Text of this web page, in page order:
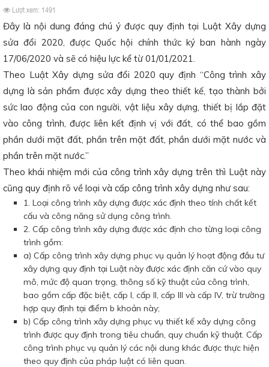
Lượt xem: 1491
Đây là nội dung đáng chú ý được quy định tại Luật Xây dựng
sửa đổi 2020, được Quốc hội chính thức ký ban hành ngày
17/06/2020 và sẽ có hiệu lực kể từ 01/01/2021.
Theo Luật Xây dựng sửa đổi 2020 quy định “Công trình xây
dựng là sản phẩm được xây dựng theo thiết kế, tạo thành bởi
sức lao động của con người, vật liệu xây dựng, thiết bị lắp đặt
vào công trình, được liên kết định vị với đất, có thể bao gồm
phần dưới mặt đất, phần trên mặt đất, phần dưới mặt nước và
phần trên mặt nước.”
Theo khái nhiệm mới của công trình xây dựng trên thì Luật này
cũng quy định rõ về loại và cấp công trình xây dựng như sau:
1. Loại công trình xây dựng được xác định theo tính chất kết
cấu và công năng sử dụng công trình.
2. Cấp công trình xây dựng được xác định cho từng loại công
trình gồm:
a) Cấp công trình xây dựng phục vụ quản lý hoạt động đầu tư
xây dựng quy định tại Luật này được xác định căn cứ vào quy
mô, mức độ quan trọng, thông số kỹ thuật của công trình,
bao gồm cấp đặc biệt, cấp I, cấp II, cấp III và cấp IV, trừ trường
hợp quy định tại điểm b khoản này;
b) Cấp công trình xây dựng phục vụ thiết kế xây dựng công
trình được quy định trong tiêu chuẩn, quy chuẩn kỹ thuật. Cấp
công trình phục vụ quản lý các nội dung khác được thực hiện
theo quy định của pháp luật có liên quan.